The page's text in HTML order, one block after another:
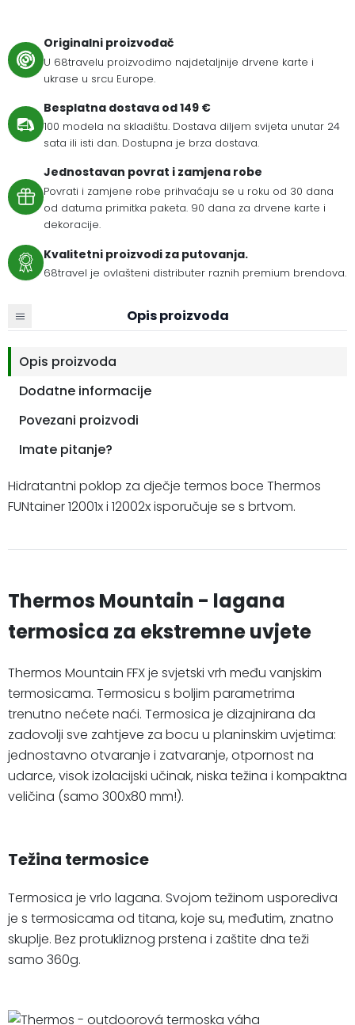
Originalni proizvođač
U 68travelu proizvodimo najdetaljnije drvene karte i
ukrase u srcu Europe.
Besplatna dostava od 149 €
100 modela na skladištu. Dostava diljem svijeta unutar 24
sata ili isti dan. Dostupna je brza dostava.
Jednostavan povrat i zamjena robe
Povrati i zamjene robe prihvaćaju se u roku od 30 dana
od datuma primitka paketa. 90 dana za drvene karte i
dekoracije.
Kvalitetni proizvodi za putovanja.
68travel je ovlašteni distributer raznih premium brendova.
Opis proizvoda
Opis proizvoda
Dodatne informacije
Povezani proizvodi
Imate pitanje?
Hidratantni poklop za dječje termos boce Thermos
FUNtainer 12001x i 12002x isporučuje se s brtvom.
Thermos Mountain - lagana
termosica za ekstremne uvjete
Thermos Mountain FFX je svjetski vrh među vanjskim
termosicama. Termosicu s boljim parametrima
trenutno nećete naći. Termosica je dizajnirana da
zadovolji sve zahtjeve za bocu u planinskim uvjetima:
jednostavno otvaranje i zatvaranje, otpornost na
udarce, visok izolacijski učinak, niska težina i kompaktna
veličina (samo 300x80 mm!).
Težina termosice
Termosica je vrlo lagana. Svojom težinom usporediva
je s termosicama od titana, koje su, međutim, znatno
skuplje. Bez protukliznog prstena i zaštite dna teži
samo 360g.